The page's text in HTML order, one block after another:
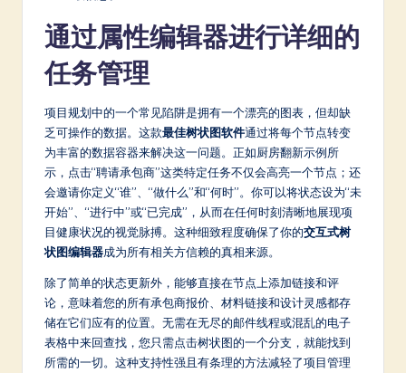
通过属性编辑器进行详细的
任务管理
项目规划中的一个常见陷阱是拥有一个漂亮的图表，但却缺
乏可操作的数据。这款最佳树状图软件通过将每个节点转变
为丰富的数据容器来解决这一问题。正如厨房翻新示例所
示，点击“聘请承包商”这类特定任务不仅会高亮一个节点；还
会邀请你定义“谁”、“做什么”和“何时”。你可以将状态设为“未
开始”、“进行中”或“已完成”，从而在任何时刻清晰地展现项
目健康状况的视觉脉搏。这种细致程度确保了你的交互式树
状图编辑器成为所有相关方信赖的真相来源。
除了简单的状态更新外，能够直接在节点上添加链接和评
论，意味着您的所有承包商报价、材料链接和设计灵感都存
储在它们应有的位置。无需在无尽的邮件线程或混乱的电子
表格中来回查找，您只需点击树状图的一个分支，就能找到
所需的一切。这种支持性强且有条理的方法减轻了项目管理